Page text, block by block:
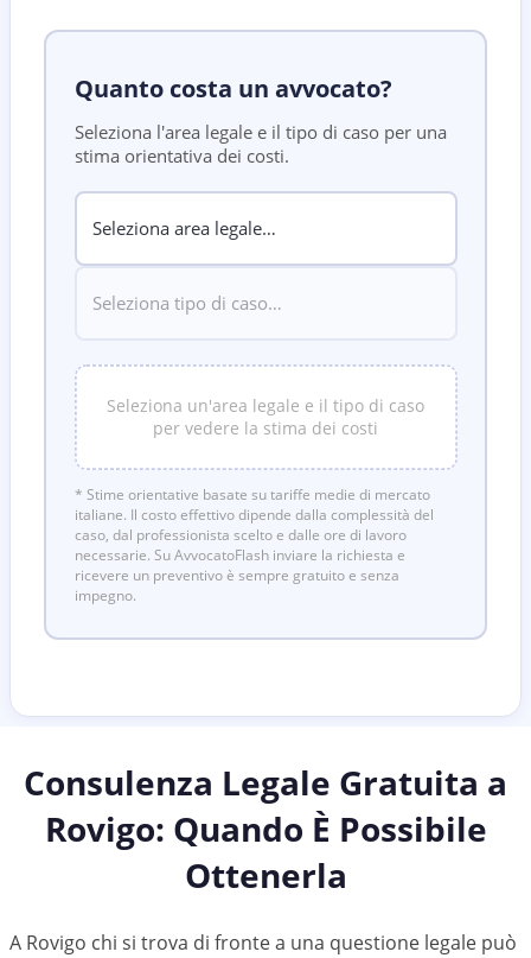
Quanto costa un avvocato?
Seleziona l'area legale e il tipo di caso per una
stima orientativa dei costi.
Seleziona un'area legale e il tipo di caso
per vedere la stima dei costi
* Stime orientative basate su tariffe medie di mercato
italiane. Il costo effettivo dipende dalla complessità del
caso, dal professionista scelto e dalle ore di lavoro
necessarie. Su AvvocatoFlash inviare la richiesta e
ricevere un preventivo è sempre gratuito e senza
impegno.
Consulenza Legale Gratuita a
Rovigo: Quando È Possibile
Ottenerla
A Rovigo chi si trova di fronte a una questione legale può